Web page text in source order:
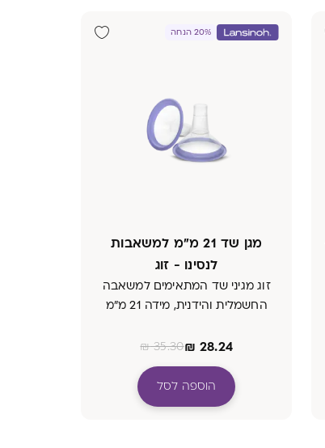
20% הנחה
מגן שד 21 מ״מ למשאבות
לנסינו - זוג
זוג מגיני שד המתאימים למשאבה
החשמלית והידנית, מידה 21 מ״מ
₪ 28.24
₪35.30
הוספה לסל